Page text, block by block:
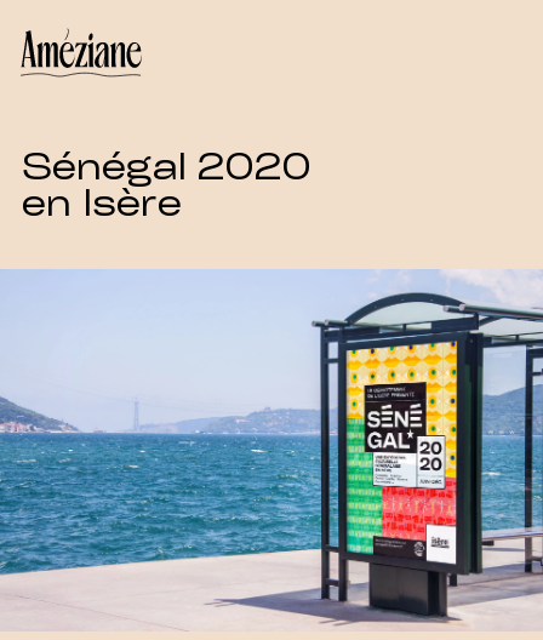
Sénégal 2020
en Isère